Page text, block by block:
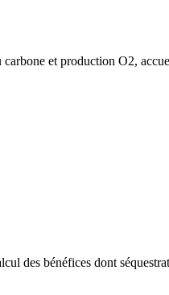
et production O2,
des bénéfices dont